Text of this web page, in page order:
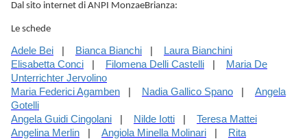
Dal sito internet di ANPI MonzaeBrianza:
Le schede
Adele Bei | Bianca Bianchi | Laura Bianchini
Elisabetta Conci | Filomena Delli Castelli | Maria De
Unterrichter Jervolino
Maria Federici Agamben | Nadia Gallico Spano | Angela
Gotelli
Angela Guidi Cingolani | Nilde Iotti | Teresa Mattei
Angelina Merlin | Angiola Minella Molinari | Rita